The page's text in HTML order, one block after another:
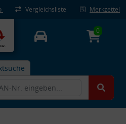
Vergleichsliste Merkzettel
0